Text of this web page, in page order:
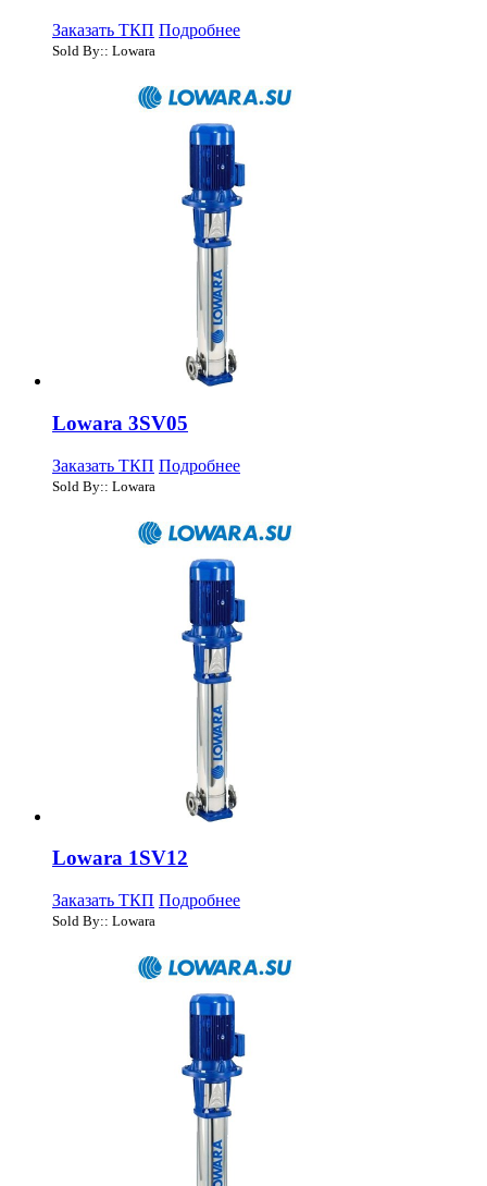
Заказать ТКП Подробнее
Sold By:: Lowara
Lowara 3SV05
Заказать ТКП Подробнее
Sold By:: Lowara
Lowara 1SV12
Заказать ТКП Подробнее
Sold By:: Lowara